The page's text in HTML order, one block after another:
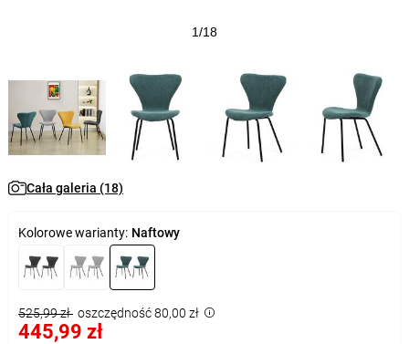
1/18
Cała galeria (18)
Kolorowe warianty: Naftowy
525,99 zł oszczędność 80,00 zł
445,99 zł